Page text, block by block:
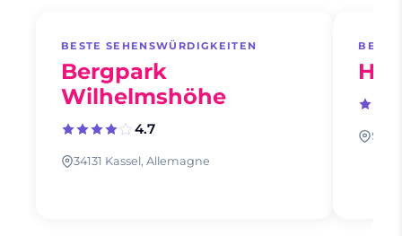
BESTE SEHENSWÜRDIGKEITEN
Bergpark
Wilhelmshöhe
4.7
34131 Kassel, Allemagne